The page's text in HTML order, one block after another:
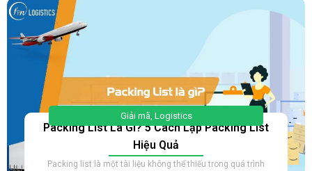
Giải mã, Logistics
Packing List Là Gì? 5 Cách Lập Packing List
Hiệu Quả
Packing list là một tài liệu không thể thiếu trong quá trình